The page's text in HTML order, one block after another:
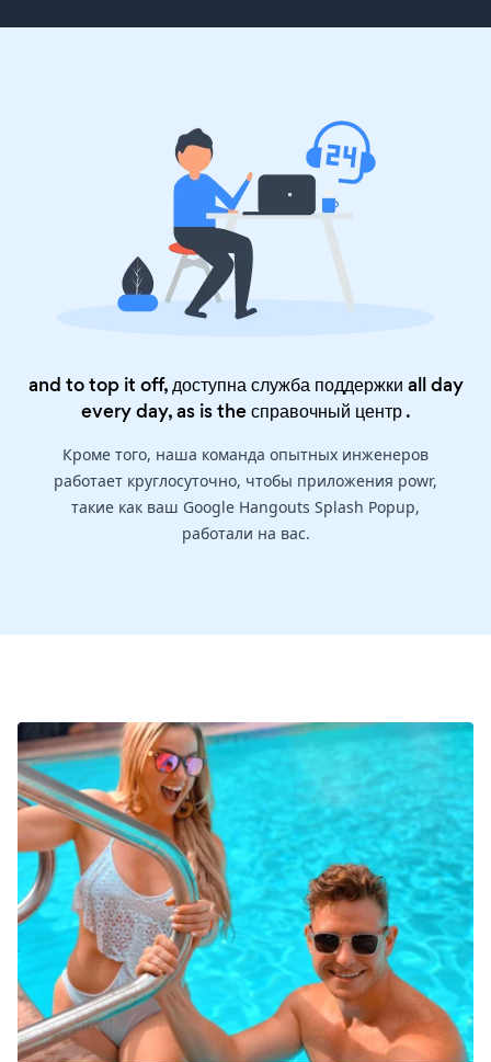
and to top it off, доступна служба поддержки all day
every day, as is theсправочный центр.
Кроме того, наша команда опытных инженеров
работает круглосуточно, чтобы приложения powr,
такие как ваш Google Hangouts Splash Popup,
работали на вас.